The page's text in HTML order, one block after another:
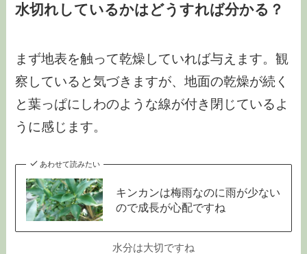
水切れしているかはどうすれば分かる？
まず地表を触って乾燥していれば与えます。観
察していると気づきますが、地面の乾燥が続く
と葉っぱにしわのような線が付き閉じているよ
うに感じます。
あわせて読みたい
キンカンは梅雨なのに雨が少ない
ので成長が心配ですね
水分は大切ですね